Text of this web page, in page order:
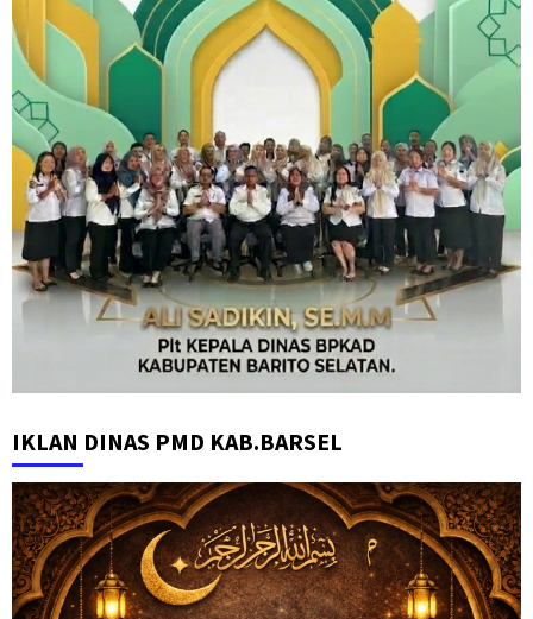
IKLAN DINAS PMD KAB.BARSEL